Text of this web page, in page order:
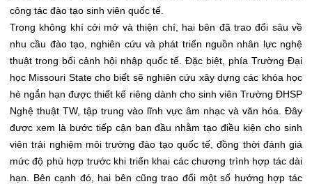
công tác đào tạo sinh viên quốc tế.
Trong không khí cởi mở và thiện chí, hai bên đã trao đổi sâu về
nhu cầu đào tạo, nghiên cứu và phát triển nguồn nhân lực nghệ
thuật trong bối cảnh hội nhập quốc tế. Đặc biệt, phía Trường Đại
học Missouri State cho biết sẽ nghiên cứu xây dựng các khóa học
hè ngắn hạn được thiết kế riêng dành cho sinh viên Trường ĐHSP
Nghệ thuật TW, tập trung vào lĩnh vực âm nhạc và văn hóa. Đây
được xem là bước tiếp cận ban đầu nhằm tạo điều kiện cho sinh
viên trải nghiệm môi trường đào tạo quốc tế, đồng thời đánh giá
mức độ phù hợp trước khi triển khai các chương trình hợp tác dài
hạn. Bên cạnh đó, hai bên cũng trao đổi một số hướng hợp tác